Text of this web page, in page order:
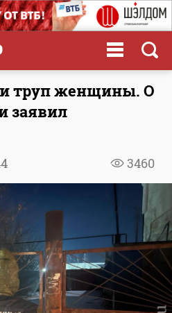
труп женщины. О
заявил
3460